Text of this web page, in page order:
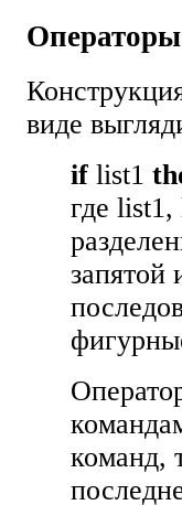
виде
if list1
где
запятой
команд,